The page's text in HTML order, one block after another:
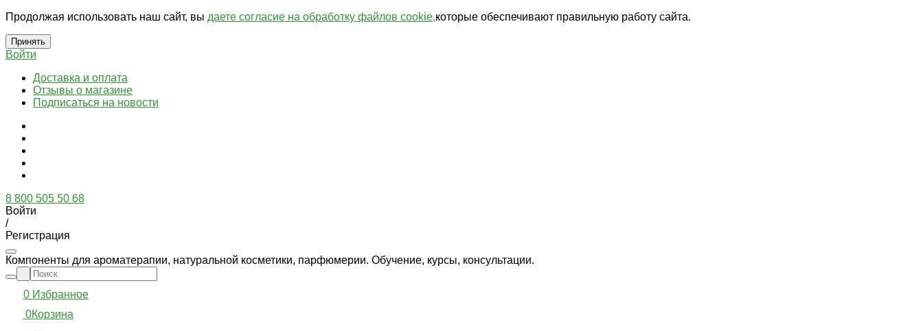
Продолжая использовать наш сайт, вы даете согласие на обработку файлов cookie,которые обеспечивают правильную работу сайта.
Принять
Войти
Доставка и оплата
Отзывы о магазине
Подписаться на новости
8 800 505 50 68
Войти
/
Регистрация
Компоненты для ароматерапии, натуральной косметики, парфюмерии. Обучение, курсы, консультации.
0 Избранное
0Корзина